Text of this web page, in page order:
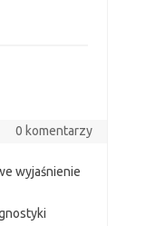
0 komentarzy
wyjaśnienie